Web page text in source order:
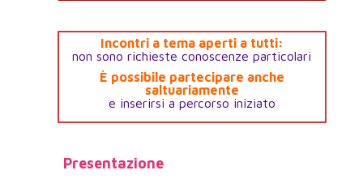
Incontri a tema aperti a tutti:
non sono richieste conoscenze particolari
È possibile partecipare anche
saltuariamente
e inserirsi a percorso iniziato
Presentazione